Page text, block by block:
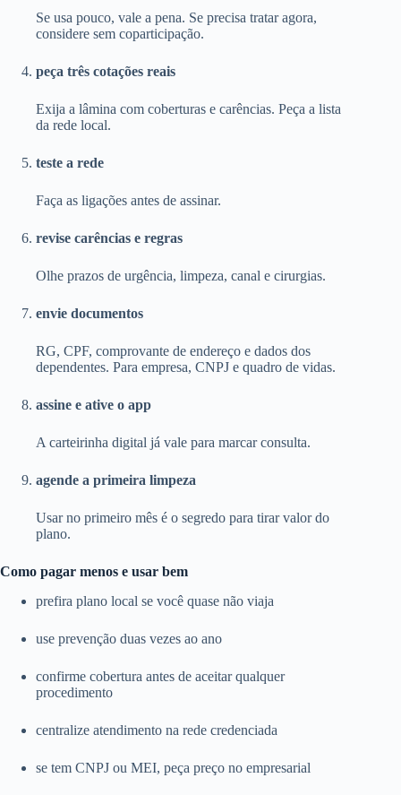
Se usa pouco, vale a pena. Se precisa tratar agora,
considere sem coparticipação.
peça três cotações reais
Exija a lâmina com coberturas e carências. Peça a lista
da rede local.
teste a rede
Faça as ligações antes de assinar.
revise carências e regras
Olhe prazos de urgência, limpeza, canal e cirurgias.
envie documentos
RG, CPF, comprovante de endereço e dados dos
dependentes. Para empresa, CNPJ e quadro de vidas.
assine e ative o app
A carteirinha digital já vale para marcar consulta.
agende a primeira limpeza
Usar no primeiro mês é o segredo para tirar valor do
plano.
Como pagar menos e usar bem
prefira plano local se você quase não viaja
use prevenção duas vezes ao ano
confirme cobertura antes de aceitar qualquer
procedimento
centralize atendimento na rede credenciada
se tem CNPJ ou MEI, peça preço no empresarial